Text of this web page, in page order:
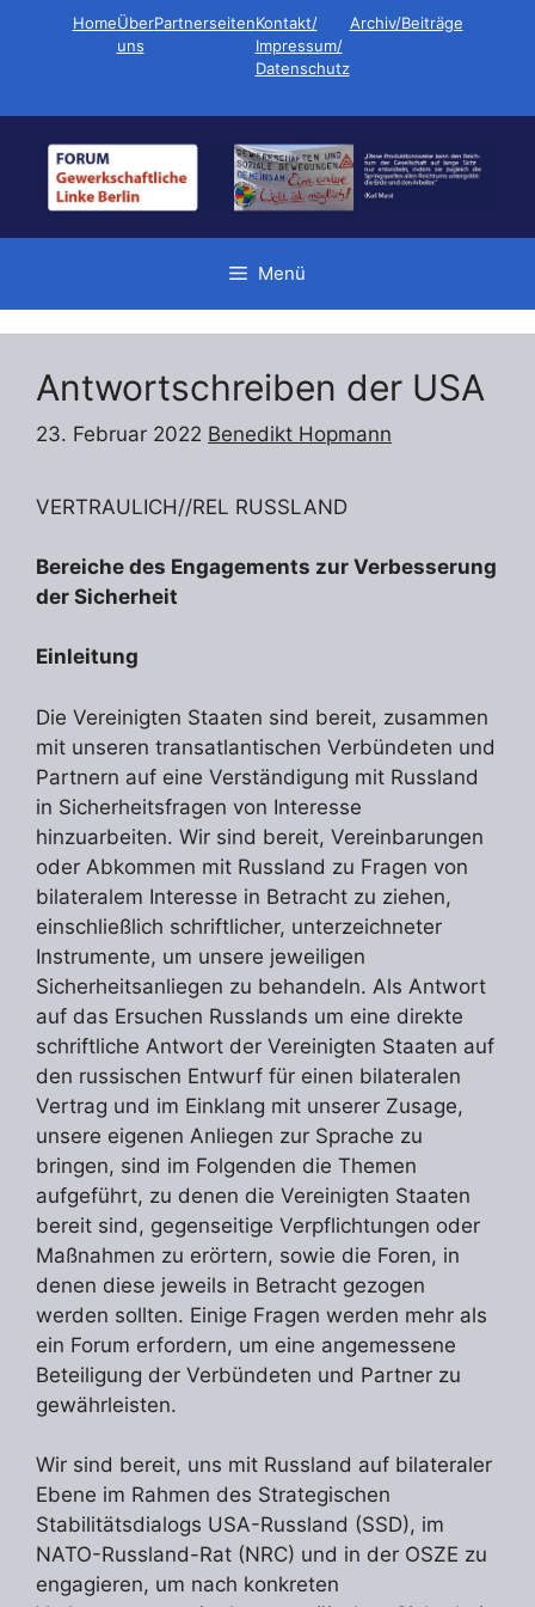
HomeÜber
uns
PartnerseitenKontakt/
Impressum/
Datenschutz
Archiv/Beiträge
Menü
Antwortschreiben der USA
23. Februar 2022 Benedikt Hopmann
VERTRAULICH//REL RUSSLAND
Bereiche des Engagements zur Verbesserung
der Sicherheit
Einleitung
Die Vereinigten Staaten sind bereit, zusammen
mit unseren transatlantischen Verbündeten und
Partnern auf eine Verständigung mit Russland
in Sicherheitsfragen von Interesse
hinzuarbeiten. Wir sind bereit, Vereinbarungen
oder Abkommen mit Russland zu Fragen von
bilateralem Interesse in Betracht zu ziehen,
einschließlich schriftlicher, unterzeichneter
Instrumente, um unsere jeweiligen
Sicherheitsanliegen zu behandeln. Als Antwort
auf das Ersuchen Russlands um eine direkte
schriftliche Antwort der Vereinigten Staaten auf
den russischen Entwurf für einen bilateralen
Vertrag und im Einklang mit unserer Zusage,
unsere eigenen Anliegen zur Sprache zu
bringen, sind im Folgenden die Themen
aufgeführt, zu denen die Vereinigten Staaten
bereit sind, gegenseitige Verpflichtungen oder
Maßnahmen zu erörtern, sowie die Foren, in
denen diese jeweils in Betracht gezogen
werden sollten. Einige Fragen werden mehr als
ein Forum erfordern, um eine angemessene
Beteiligung der Verbündeten und Partner zu
gewährleisten.
Wir sind bereit, uns mit Russland auf bilateraler
Ebene im Rahmen des Strategischen
Stabilitätsdialogs USA-Russland (SSD), im
NATO-Russland-Rat (NRC) und in der OSZE zu
engagieren, um nach konkreten